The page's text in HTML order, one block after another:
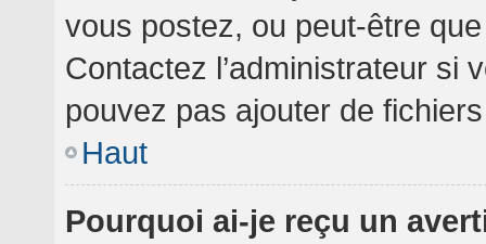
vous postez, ou peut-être
Contactez l’administrateur si
pouvez pas ajouter de
Haut
Pourquoi ai-je reçu un